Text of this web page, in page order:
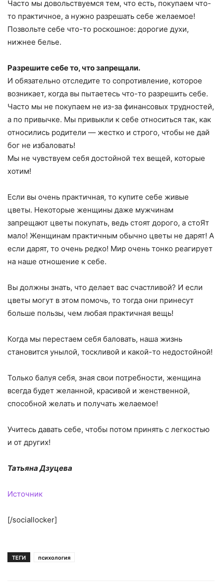
Часто мы довольствуемся тем, что есть, покупаем что-
то практичное, а нужно разрешать себе желаемое!
Позвольте себе что-то роскошное: дорогие духи,
нижнее белье.
Разрешите себе то, что запрещали.
И обязательно отследите то сопротивление, которое
возникает, когда вы пытаетесь что-то разрешить себе.
Часто мы не покупаем не из-за финансовых трудностей,
а по привычке. Мы привыкли к себе относиться так, как
относились родители — жестко и строго, чтобы не дай
бог не избаловать!
Мы не чувствуем себя достойной тех вещей, которые
хотим!
Если вы очень практичная, то купите себе живые
цветы. Некоторые женщины даже мужчинам
запрещают цветы покупать, ведь стоят дорого, а стоЯт
мало! Женщинам практичным обычно цветы не дарят! А
если дарят, то очень редко! Мир очень тонко реагирует
на наше отношение к себе.
Вы должны знать, что делает вас счастливой? И если
цветы могут в этом помочь, то тогда они принесут
больше пользы, чем любая практичная вещь!
Когда мы перестаем себя баловать, наша жизнь
становится унылой, тоскливой и какой-то недостойной!
Только балуя себя, зная свои потребности, женщина
всегда будет желанной, красивой и женственной,
способной желать и получать желаемое!
Учитесь давать себе, чтобы потом принять с легкостью
и от других!
Татьяна Дзуцева
Источник
[/sociallocker]
ТЕГИ психология